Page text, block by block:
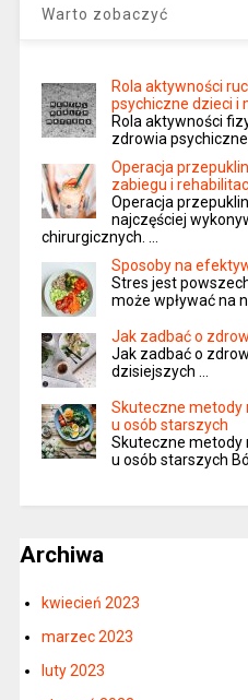
Warto zobaczyć
Rola aktywności
psychiczne dzieci i
Rola aktywności
zdrowia
Operacja
zabiegu i
Operacja
najczęściej
chirurgicznych. …
Sposoby na
Stres jest
może wpływać na
Jak zadbać o
Jak zadbać o
dzisiejszych …
Skuteczne metody
u osób starszych
Skuteczne metody
u osób starszych
Archiwa
kwiecień 2023
marzec 2023
luty 2023